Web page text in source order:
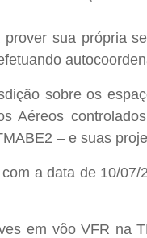
sua própria
sobre os
Aéreos
– e suas
a data de 10/07/
em vôo VFR na